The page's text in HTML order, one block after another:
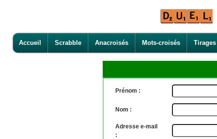
Accueil Scrabble Anacroisés Mots-croisés Tirages
Prénom :
Nom :
Adresse e-mail
: